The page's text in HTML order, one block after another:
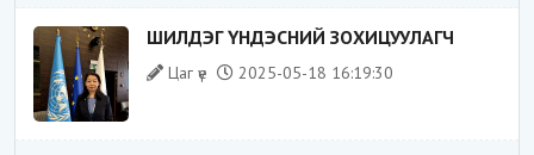
ШИЛДЭГ ҮНДЭСНИЙ ЗОХИЦУУЛАГЧ
Цаг үе 2025-05-18 16:19:30